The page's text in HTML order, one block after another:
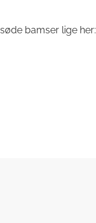
bamser lige her: